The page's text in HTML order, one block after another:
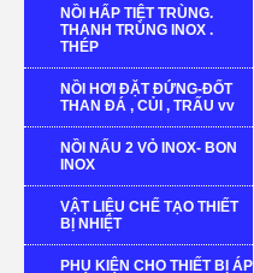
NỒI HẤP TIỆT TRÙNG.
THANH TRÙNG INOX .
THÉP
NỒI HƠI ĐẶT ĐỨNG-ĐỐT
THAN ĐÁ , CỦI , TRẤU vv
NỒI NẤU 2 VỎ INOX- BON
INOX
VẬT LIỆU CHẾ TẠO THIẾT
BỊ NHIỆT
PHỤ KIỆN CHO THIẾT BỊ ÁP